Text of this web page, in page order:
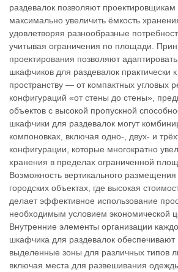
раздевалок позволяют
максимально увеличить ёмкость
удовлетворяя разнообразные
учитывая ограничения по площади.
проектирования позволяют адаптировать
шкафчиков для раздевалок практически
пространству — от компактных угловых
конфигураций «от стены до стены»,
объектов с высокой пропускной
шкафчики для раздевалок могут
компоновках, включая одно-, двух- и
конфигурации, которые многократно
хранения в пределах ограниченной
Возможность вертикального
городских объектах, где высокая
делает эффективное использование
необходимым условием экономической
Внутренние элементы организации
шкафчика для раздевалок обеспечивают
выделенные зоны для различных типов
включая места для развешивания